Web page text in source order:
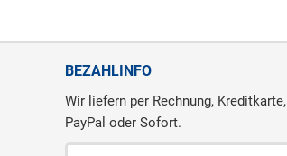
BEZAHLINFO
Wir liefern per Rechnung, Kreditkarte,
PayPal oder Sofort.